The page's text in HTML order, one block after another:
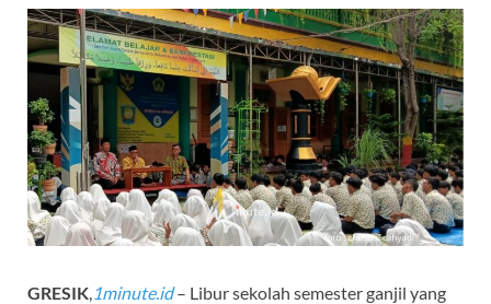
GRESIK 1minute.id– Libur sekolah semester ganjil yang